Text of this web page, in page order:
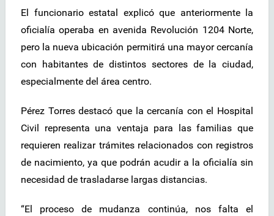
El funcionario estatal explicó que anteriormente la
oficialía operaba en avenida Revolución 1204 Norte,
pero la nueva ubicación permitirá una mayor cercanía
con habitantes de distintos sectores de la ciudad,
especialmente del área centro.
Pérez Torres destacó que la cercanía con el Hospital
Civil representa una ventaja para las familias que
requieren realizar trámites relacionados con registros
de nacimiento, ya que podrán acudir a la oficialía sin
necesidad de trasladarse largas distancias.
“El proceso de mudanza continúa, nos falta el